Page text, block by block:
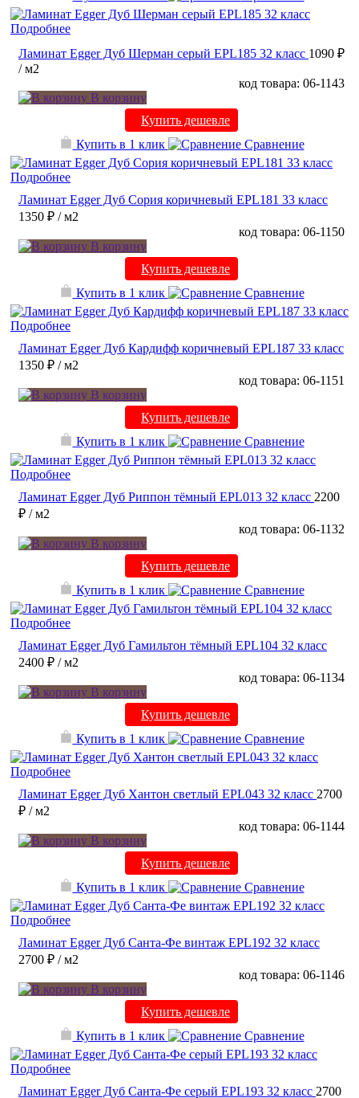
Подробнее
Ламинат Egger Дуб Шерман серый EPL185 32 класс 1090 ₽
/ м2
код товара: 06-1143
В корзину
Купить дешевле
Купить в 1 клик
Сравнение
Подробнее
Ламинат Egger Дуб Сория коричневый EPL181 33 класс
1350 ₽ / м2
код товара: 06-1150
В корзину
Купить дешевле
Купить в 1 клик
Сравнение
Подробнее
Ламинат Egger Дуб Кардифф коричневый EPL187 33 класс
1350 ₽ / м2
код товара: 06-1151
В корзину
Купить дешевле
Купить в 1 клик
Сравнение
Подробнее
Ламинат Egger Дуб Риппон тёмный EPL013 32 класс 2200
₽ / м2
код товара: 06-1132
В корзину
Купить дешевле
Купить в 1 клик
Сравнение
Подробнее
Ламинат Egger Дуб Гамильтон тёмный EPL104 32 класс
2400 ₽ / м2
код товара: 06-1134
В корзину
Купить дешевле
Купить в 1 клик
Сравнение
Подробнее
Ламинат Egger Дуб Хантон светлый EPL043 32 класс 2700
₽ / м2
код товара: 06-1144
В корзину
Купить дешевле
Купить в 1 клик
Сравнение
Подробнее
Ламинат Egger Дуб Санта-Фе винтаж EPL192 32 класс
2700 ₽ / м2
код товара: 06-1146
В корзину
Купить дешевле
Купить в 1 клик
Сравнение
Подробнее
Ламинат Egger Дуб Санта-Фе серый EPL193 32 класс 2700